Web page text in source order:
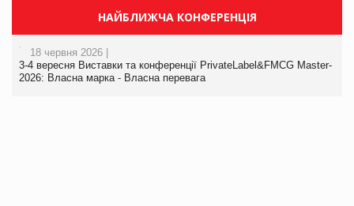
НАЙБЛИЖЧА КОНФЕРЕНЦІЯ
18 червня 2026 |
3-4 вересня Виставки та конференції PrivateLabel&FMCG Master-
2026: Власна марка - Власна перевага